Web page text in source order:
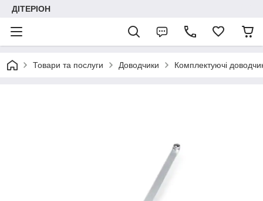
ДІТЕРІОН
Товари та послуги Доводчики Комплектуючі